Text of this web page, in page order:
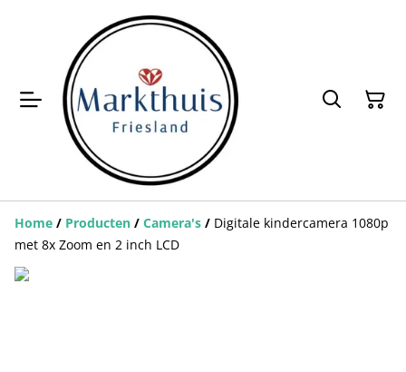
Home / Producten / Camera's / Digitale kindercamera 1080p
met 8x Zoom en 2 inch LCD